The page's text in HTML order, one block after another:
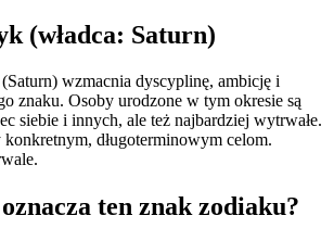
(władca: Saturn)
wzmacnia dyscyplinę, ambicję i
znaku. Osoby urodzone w tym okresie są
siebie i innych, ale też najbardziej wytrwałe.
konkretnym, długoterminowym celom.
ten znak zodiaku?